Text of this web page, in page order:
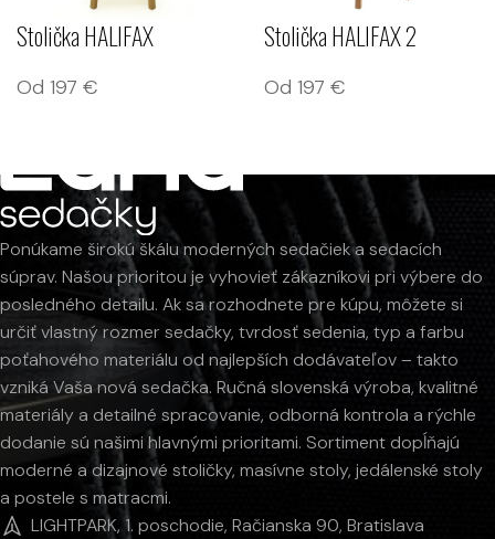
Stolička HALIFAX
Od 197 €
Stolička HALIFAX 2
Od 197 €
Ponúkame širokú škálu moderných sedačiek a sedacích
súprav. Našou prioritou je vyhovieť zákazníkovi pri výbere do
posledného detailu. Ak sa rozhodnete pre kúpu, môžete si
určiť vlastný rozmer sedačky, tvrdosť sedenia, typ a farbu
poťahového materiálu od najlepších dodávateľov – takto
vzniká Vaša nová sedačka. Ručná slovenská výroba, kvalitné
materiály a detailné spracovanie, odborná kontrola a rýchle
dodanie sú našimi hlavnými prioritami. Sortiment dopĺňajú
moderné a dizajnové stoličky, masívne stoly, jedálenské stoly
a postele s matracmi.
LIGHTPARK, 1. poschodie, Račianska 90, Bratislava